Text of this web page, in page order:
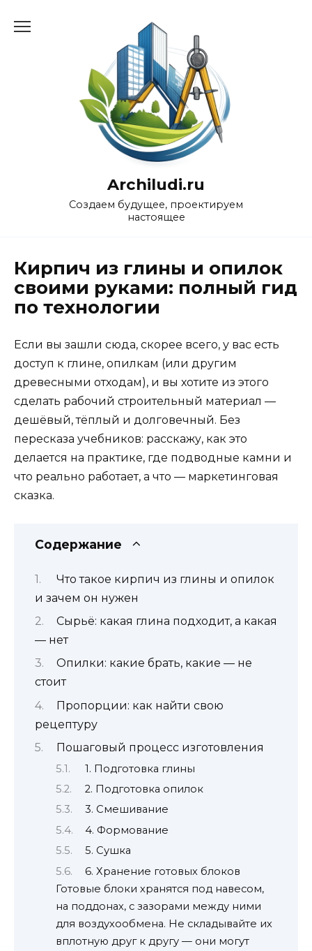
Archiludi.ru
Создаем будущее, проектируем
настоящее
Кирпич из глины и опилок
своими руками: полный гид
по технологии
Если вы зашли сюда, скорее всего, у вас есть
доступ к глине, опилкам (или другим
древесными отходам), и вы хотите из этого
сделать рабочий строительный материал —
дешёвый, тёплый и долговечный. Без
пересказа учебников: расскажу, как это
делается на практике, где подводные камни и
что реально работает, а что — маркетинговая
сказка.
Содержание
Что такое кирпич из глины и опилок
и зачем он нужен
Сырьё: какая глина подходит, а какая
— нет
Опилки: какие брать, какие — не
стоит
Пропорции: как найти свою
рецептуру
Пошаговый процесс изготовления
1. Подготовка глины
2. Подготовка опилок
3. Смешивание
4. Формование
5. Сушка
6. Хранение готовых блоков
Готовые блоки хранятся под навесом,
на поддонах, с зазорами между ними
для воздухообмена. Не складывайте их
вплотную друг к другу — они могут